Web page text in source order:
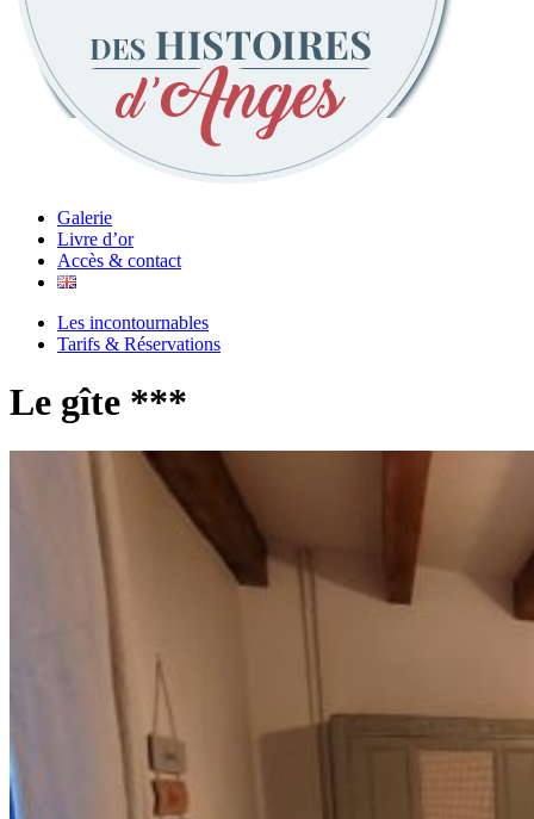
Galerie
Livre d’or
Accès & contact
Les incontournables
Tarifs & Réservations
Le gîte ***